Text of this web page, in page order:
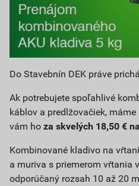
Do Stavebnín DEK práve
Ak potrebujete spoľahlivé
káblov a predlžovačiek,
vám ho za skvelých 18,50 €
Kombinované kladivo na
a muriva s priemerom vŕtania
odporúčaný rozsah 10 až 20